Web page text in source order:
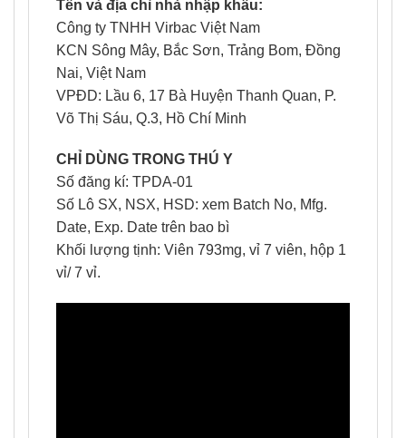
Tên và địa chỉ nhà nhập khẩu:
Công ty TNHH Virbac Việt Nam
KCN Sông Mây, Bắc Sơn, Trảng Bom, Đồng
Nai, Việt Nam
VPĐD: Lầu 6, 17 Bà Huyện Thanh Quan, P.
Võ Thị Sáu, Q.3, Hồ Chí Minh
CHỈ DÙNG TRONG THÚ Y
Số đăng kí: TPDA-01
Số Lô SX, NSX, HSD: xem Batch No, Mfg.
Date, Exp. Date trên bao bì
Khối lượng tịnh: Viên 793mg, vỉ 7 viên, hộp 1
vỉ/ 7 vỉ.